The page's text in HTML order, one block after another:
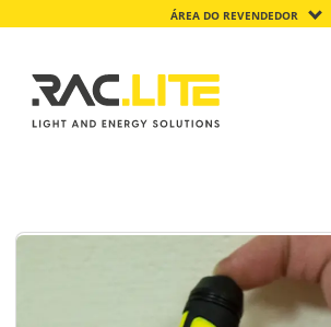
ÁREA DO REVENDEDOR